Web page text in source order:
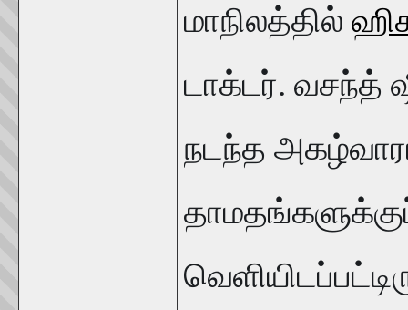
மாநிலத்தில்
டாக்டர். வசந்த்
நடந்த